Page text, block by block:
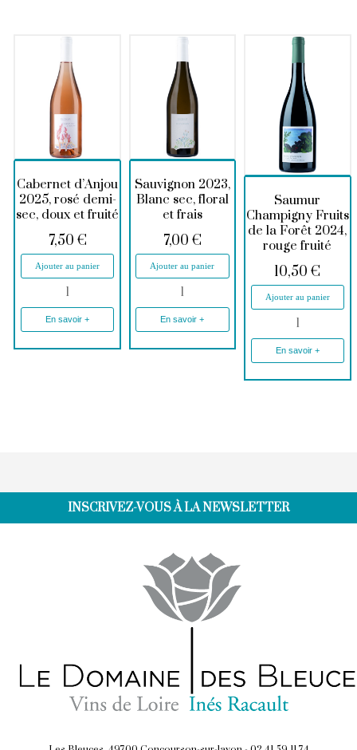
Cabernet d’Anjou
2025, rosé demi-
sec, doux et fruité
7,50 €
Ajouter au panier
En savoir +
Sauvignon 2023,
Blanc sec, floral
et frais
7,00 €
Ajouter au panier
En savoir +
Saumur
Champigny Fruits
de la Forêt 2024,
rouge fruité
10,50€
Ajouter au panier
En savoir +